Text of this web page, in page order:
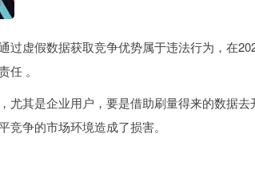
过虚假数据获取竞争优势属于违法行为，在
。
尤其是企业用户，要是借助刷量得来的数据去
争的市场环境造成了损害。